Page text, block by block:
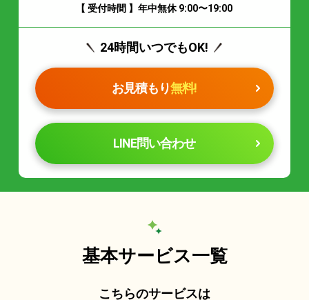
【 受付時間 】年中無休 9:00〜19:00
24時間いつでもOK!
お見積もり無料!
LINE問い合わせ
基本サービス一覧
こちらのサービスは